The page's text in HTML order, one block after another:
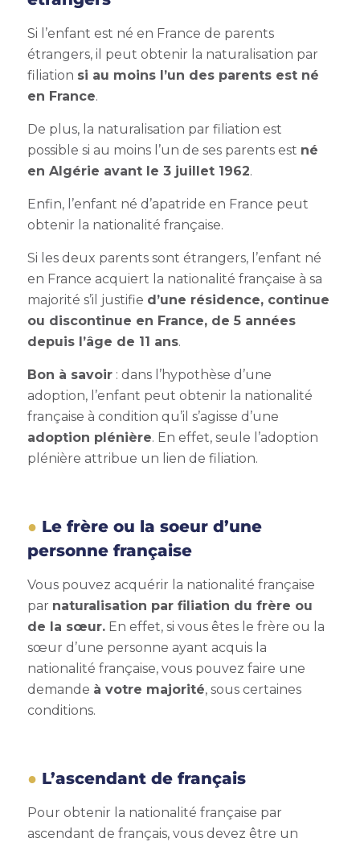
Si l’enfant est né en France de parents
étrangers, il peut obtenir la naturalisation par
filiation si au moins l’un des parents est né
en France.
De plus, la naturalisation par filiation est
possible si au moins l’un de ses parents est né
en Algérie avant le 3 juillet 1962.
Enfin, l’enfant né d’apatride en France peut
obtenir la nationalité française.
Si les deux parents sont étrangers, l’enfant né
en France acquiert la nationalité française à sa
majorité s’il justifie d’une résidence, continue
ou discontinue en France, de 5 années
depuis l’âge de 11 ans.
Bon à savoir: dans l’hypothèse d’une
adoption, l’enfant peut obtenir la nationalité
française à condition qu’il s’agisse d’une
adoption plénière. En effet, seule l’adoption
plénière attribue un lien de filiation.
Le frère ou la soeur d’une
personne française
Vous pouvez acquérir la nationalité française
par naturalisation par filiation du frère ou
de la sœur.En effet, si vous êtes le frère ou la
sœur d’une personne ayant acquis la
nationalité française, vous pouvez faire une
demande à votre majorité, sous certaines
conditions.
L’ascendant de français
Pour obtenir la nationalité française par
ascendant de français, vous devez être un